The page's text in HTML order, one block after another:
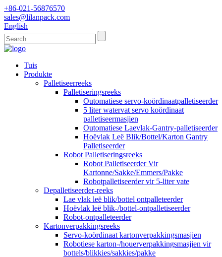
+86-021-56876570
sales@lilanpack.com
English
Tuis
Produkte
Palletiseerreeks
Palletiseringsreeks
Outomatiese servo-koördinaatpalletiseerder
5 liter watervat servo koördinaat
palletiseermasjien
Outomatiese Laevlak-Gantry-palletiseerder
Hoëvlak Leë Blik/Bottel/Karton Gantry
Palletiseerder
Robot Palletiseringsreeks
Robot Palletiseerder Vir
Kartonne/Sakke/Emmers/Pakke
Robotpalletiseerder vir 5-liter vate
Depalletiseerder-reeks
Lae vlak leë blik/bottel ontpalleteerder
Hoëvlak leë blik-/bottel-ontpalletiseerder
Robot-ontpalleteerder
Kartonverpakkingsreeks
Servo-koördinaat kartonverpakkingsmasjien
Robotiese karton-/houerverpakkingsmasjien vir
bottels/blikkies/sakkies/pakke